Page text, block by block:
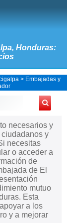
Honduras:
> Embajadas y
necesarios y
y
necesitas
o acceder a
de
de El
mutuo
Esta
a los
y a mejorar